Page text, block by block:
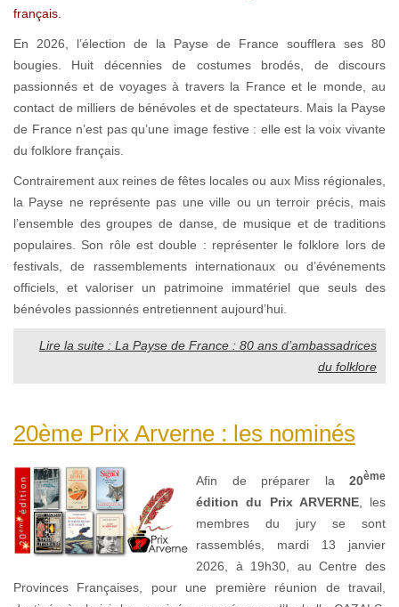
français.
En 2026, l’élection de la Payse de France soufflera ses 80
bougies. Huit décennies de costumes brodés, de discours
passionnés et de voyages à travers la France et le monde, au
contact de milliers de bénévoles et de spectateurs. Mais la Payse
de France n’est pas qu’une image festive : elle est la voix vivante
du folklore français.
Contrairement aux reines de fêtes locales ou aux Miss régionales,
la Payse ne représente pas une ville ou un terroir précis, mais
l’ensemble des groupes de danse, de musique et de traditions
populaires. Son rôle est double : représenter le folklore lors de
festivals, de rassemblements internationaux ou d’événements
officiels, et valoriser un patrimoine immatériel que seuls des
bénévoles passionnés entretiennent aujourd’hui.
Lire la suite : La Payse de France : 80 ans d’ambassadrices
du folklore
20ème Prix Arverne : les nominés
Afin de préparer la 20ème
édition du Prix ARVERNE, les
membres du jury se sont
rassemblés, mardi 13 janvier
2026, à 19h30, au Centre des
Provinces Françaises, pour une première réunion de travail,